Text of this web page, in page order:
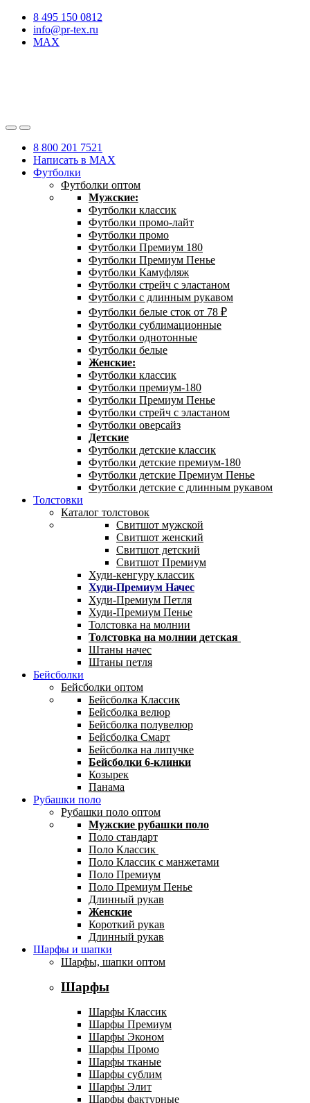
8 495 150 0812
info@pr-tex.ru
MAX
8 800 201 7521
Написать в MAX
Футболки
Футболки оптом
Мужские:
Футболки классик
Футболки промо-лайт
Футболки промо
Футболки Премиум 180
Футболки Премиум Пенье
Футболки Камуфляж
Футболки стрейч с эластаном
Футболки с длинным рукавом
Футболки белые сток от 78 ₽
Футболки сублимационные
Футболки однотонные
Футболки белые
Женские:
Футболки классик
Футболки премиум-180
Футболки Премиум Пенье
Футболки стрейч с эластаном
Футболки оверсайз
Детские
Футболки детские классик
Футболки детские премиум-180
Футболки детские Премиум Пенье
Футболки детские с длинным рукавом
Толстовки
Каталог толстовок
Свитшот мужской
Свитшот женский
Свитшот детский
Свитшот Премиум
Худи-кенгуру классик
Худи-Премиум Начес
Худи-Премиум Петля
Худи-Премиум Пенье
Толстовка на молнии
Толстовка на молнии детская
Штаны начес
Штаны петля
Бейсболки
Бейсболки оптом
Бейсболка Классик
Бейсболка велюр
Бейсболка полувелюр
Бейсболка Смарт
Бейсболка на липучке
Бейсболки 6-клинки
Козырек
Панама
Рубашки поло
Рубашки поло оптом
Мужские рубашки поло
Поло стандарт
Поло Классик
Поло Классик с манжетами
Поло Премиум
Поло Премиум Пенье
Длинный рукав
Женские
Короткий рукав
Длинный рукав
Шарфы и шапки
Шарфы, шапки оптом
Шарфы
Шарфы Классик
Шарфы Премиум
Шарфы Эконом
Шарфы Промо
Шарфы тканые
Шарфы сублим
Шарфы Элит
Шарфы фактурные